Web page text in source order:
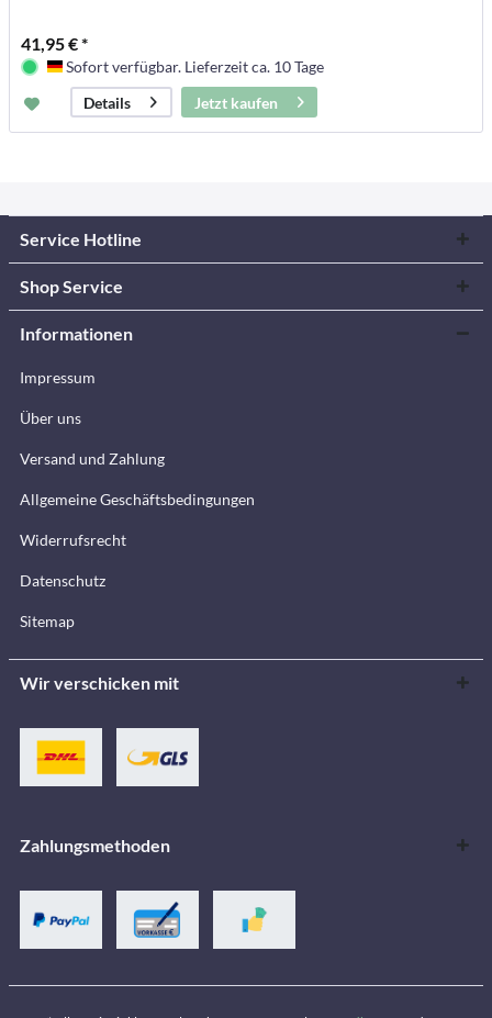
41,95 € *
Deutschland
Sofort verfügbar. Lieferzeit ca. 10 Tage
Details
Jetzt kaufen
Service Hotline
Shop Service
Informationen
Impressum
Über uns
Versand und Zahlung
Allgemeine Geschäftsbedingungen
Widerrufsrecht
Datenschutz
Sitemap
Wir verschicken mit
Zahlungsmethoden